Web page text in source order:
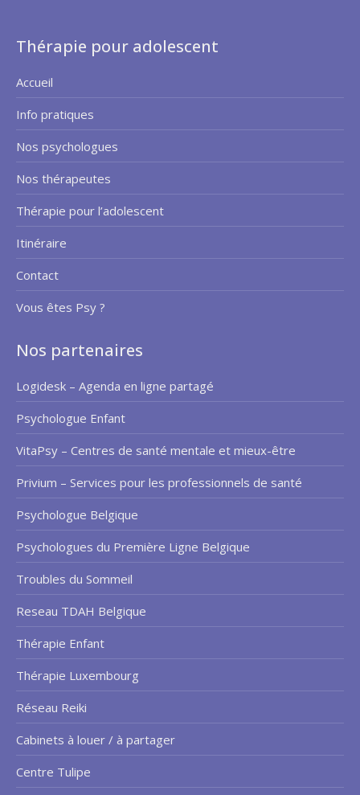
Thérapie pour adolescent
Accueil
Info pratiques
Nos psychologues
Nos thérapeutes
Thérapie pour l’adolescent
Itinéraire
Contact
Vous êtes Psy ?
Nos partenaires
Logidesk – Agenda en ligne partagé
Psychologue Enfant
VitaPsy – Centres de santé mentale et mieux-être
Privium – Services pour les professionnels de santé
Psychologue Belgique
Psychologues du Première Ligne Belgique
Troubles du Sommeil
Reseau TDAH Belgique
Thérapie Enfant
Thérapie Luxembourg
Réseau Reiki
Cabinets à louer / à partager
Centre Tulipe